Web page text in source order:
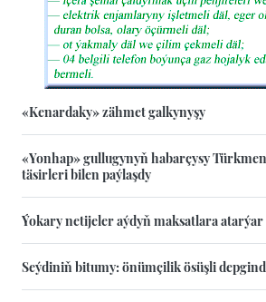
«Kenardaky» zähmet galkynyşy
«Yonhap» gullugynyň habarçysy
täsirleri bilen paýlaşdy
Ýokary netijeler aýdyň maksatlara atarýar
Seýdiniň bitumy: önümçilik ösüşli